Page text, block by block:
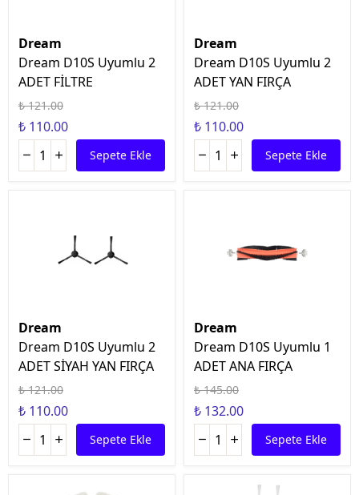
Dream
Dream D10S Uyumlu 2
ADET FİLTRE
₺ 121.00
₺ 110.00
Sepete Ekle
Dream
Dream D10S Uyumlu 2
ADET YAN FIRÇA
₺ 121.00
₺ 110.00
Sepete Ekle
Dream
Dream D10S Uyumlu 2
ADET SİYAH YAN FIRÇA
₺ 121.00
₺ 110.00
Sepete Ekle
Dream
Dream D10S Uyumlu 1
ADET ANA FIRÇA
₺ 145.00
₺ 132.00
Sepete Ekle